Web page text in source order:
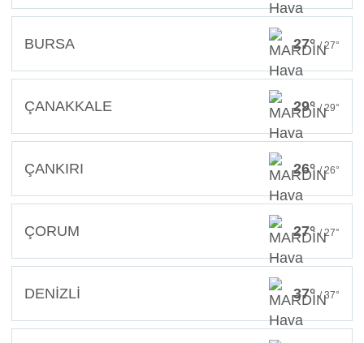
BURSA 27°/ 27°
ÇANAKKALE 29°/ 29°
ÇANKIRI 26°/ 26°
ÇORUM 27°/ 27°
DENİZLİ 37°/ 37°